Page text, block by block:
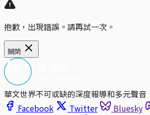
抱歉，出現錯誤。請再試一次。
關閉
華文世界不可或缺的深度報導和多元聲音
Facebook
Twitter Bluesky